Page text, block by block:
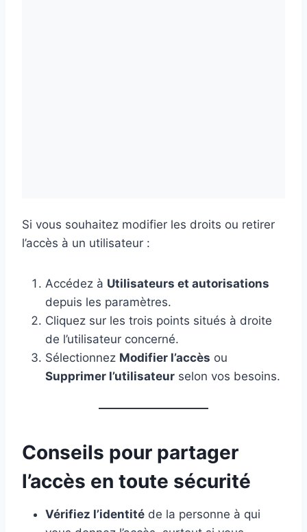
Si vous souhaitez modifier les droits ou retirer
l’accès à un utilisateur :
Accédez à Utilisateurs et autorisations
depuis les paramètres.
Cliquez sur les trois points situés à droite
de l’utilisateur concerné.
Sélectionnez Modifier l’accès ou
Supprimer l’utilisateur selon vos besoins.
Conseils pour partager
l’accès en toute sécurité
Vérifiez l’identité de la personne à qui